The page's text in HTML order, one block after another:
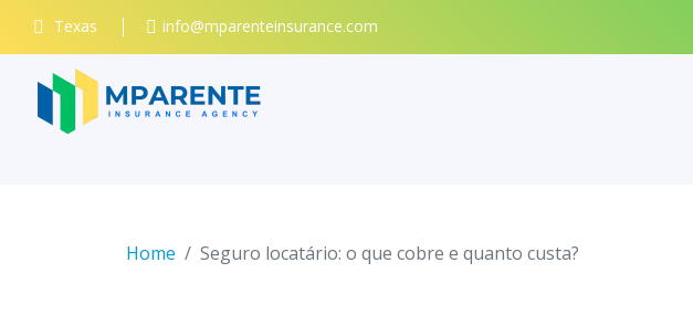
Texas info@mparenteinsurance.com
Home Seguro locatário: o que cobre e quanto custa?